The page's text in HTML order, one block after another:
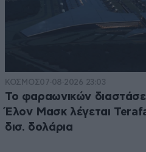
ΚΟΣΜΟΣ07·08·2026 23:03
Το φαραωνικών
Έλον Μασκ λέγεται
δισ. δολάρια